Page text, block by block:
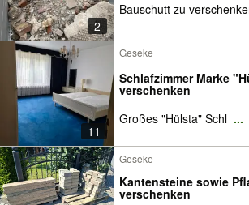
2
Bauschutt zu
11
Geseke
Schlafzimmer Marke
verschenken
Großes "Hülsta" Schl ...
Geseke
Kantensteine sowie
verschenken